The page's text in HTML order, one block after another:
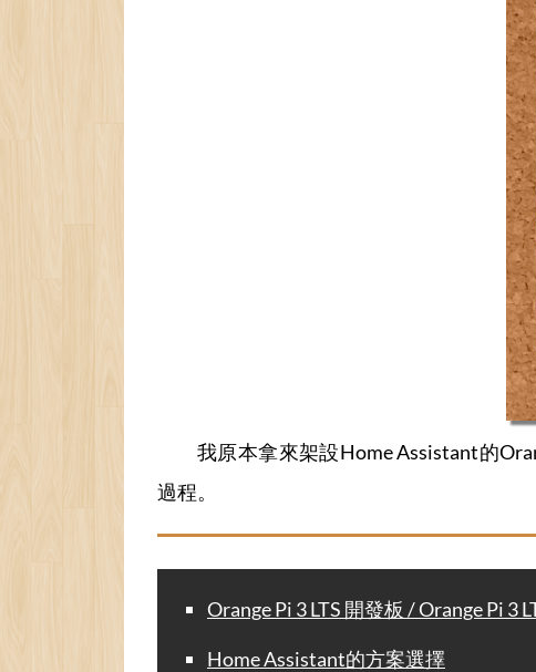
我原本拿來架設Home Assistant的
過程。
Orange Pi 3 LTS 開發板 / Orange Pi 3
Home Assistant的方案選擇